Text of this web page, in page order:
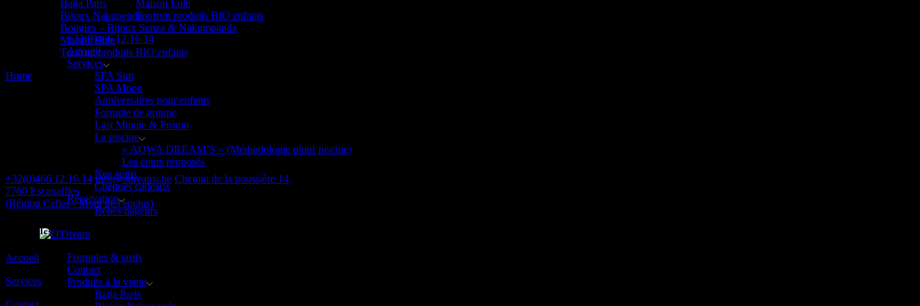
Maison Eole
Toofruit produits BIO enfants
+32(0)466.12.16.14
Accueil
Services
SPA Sun
SPA Moon
Anniversaires pour enfants
Formule de groupe
Last Minute & Promo
La piscine
« AQWA DREAM’S » (Méthodologie plouf piscine)
Les cours proposés
Nos soins
Chèques cadeaux
Réservation
Bébés nageurs
Formules & tarifs
Contact
Produits à la vente
Baija Paris
Baija Paris
Bijoux Nakupenda
Bougies – Bijoux Senza & Nakumpanda
Maison Eole
Toofruit produits BIO enfants
Home
+32(0)466.12.16.14 info@odreams.be Chemin de la poussière 14,
7760 Escanaffles
(Région Celles - Mont de l'enclus)
Liens utiles
Accueil
Services